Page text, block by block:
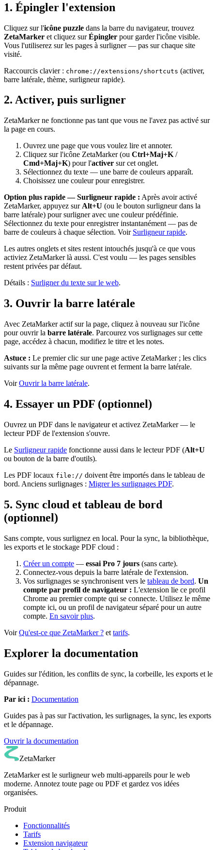
1. Épingler l'extension
Cliquez sur l'icône puzzle dans la barre du navigateur, trouvez
ZetaMarker et cliquez surÉpingler pour garder l'icône visible.
Vous l'utiliserez sur les pages à surligner — pas sur chaque site
visité.
Raccourcis clavier : chrome://extensions/shortcuts (activer,
barre latérale, thème, surligneur rapide).
2. Activer, puis surligner
ZetaMarker ne fonctionne pas tant que vous ne l'avez pas activé sur
la page en cours.
Ouvrez une page que vous voulez lire et annoter.
Cliquez sur l'icône ZetaMarker (ou Ctrl+Maj+K /
Cmd+Maj+K) pour l'activer sur cet onglet.
Sélectionnez du texte — une barre de couleurs apparaît.
Choisissez une couleur pour enregistrer.
Option plus rapide — Surligneur rapide : Après avoir activé
ZetaMarker, appuyez sur Alt+U (ou le bouton surligneur dans la
barre latérale) pour surligner avec une couleur prédéfinie.
Sélectionnez du texte pour enregistrer instantanément — pas de
barre de couleurs à chaque sélection. Voir Surligneur rapide.
Les autres onglets et sites restent intouchés jusqu'à ce que vous
activiez ZetaMarker là aussi. C'est voulu — les pages sensibles
restent privées par défaut.
Détails : Surligner du texte sur le web.
3. Ouvrir la barre latérale
Avec ZetaMarker actif sur la page, cliquez à nouveau sur l'icône
pour ouvrir la barre latérale. Parcourez vos surlignages sur cette
page, accédez à chacun, modifiez le titre et les notes.
Astuce : Le premier clic sur une page active ZetaMarker ; les clics
suivants sur la même page ouvrent et ferment la barre latérale.
VoirOuvrir la barre latérale.
4. Essayer un PDF (optionnel)
Ouvrez un PDF dans le navigateur et activez ZetaMarker — le
lecteur PDF de l'extension s'ouvre.
Le Surligneur rapide fonctionne aussi dans le lecteur PDF (Alt+U
ou bouton de la barre d'outils).
Les PDF locaux file:// doivent être importés dans le tableau de
bord. Anciens surlignages : Migrer les surlignages PDF.
5. Sync cloud et tableau de bord
(optionnel)
Sans compte, vous surlignez en local. Pour la sync, la bibliothèque,
les exports et le stockage PDF cloud :
Créer un compte — essai Pro 7 jours (sans carte).
Connectez-vous depuis la barre latérale de l'extension.
Vos surlignages se synchronisent vers le tableau de bord. Un
compte par profil de navigateur : L'extension lie ce profil
Chrome au premier compte qui se connecte. Utilisez le même
compte ici, ou un profil de navigateur séparé pour un autre
compte. En savoir plus.
VoirQu'est-ce que ZetaMarker ? et tarifs.
Explorer la documentation
Guides sur l'édition, les conflits de sync, la corbeille, les exports et le
dépannage.
Par ici : Documentation
Guides pas à pas sur l'activation, les surlignages, la sync, les exports
et le dépannage.
Ouvrir la documentation
ZetaMarker
ZetaMarker est le surligneur web multi-appareils pour le web
moderne. Annotez toute page ou PDF et gardez vos idées
organisées.
Produit
Fonctionnalités
Tarifs
Extension navigateur